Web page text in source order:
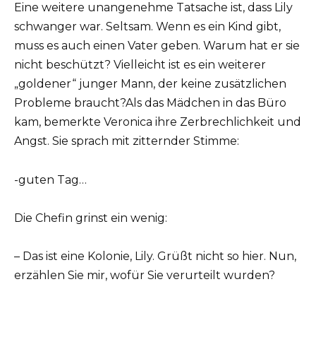
Eine weitere unangenehme Tatsache ist, dass Lily
schwanger war. Seltsam. Wenn es ein Kind gibt,
muss es auch einen Vater geben. Warum hat er sie
nicht beschützt? Vielleicht ist es ein weiterer
„goldener“ junger Mann, der keine zusätzlichen
Probleme braucht?Als das Mädchen in das Büro
kam, bemerkte Veronica ihre Zerbrechlichkeit und
Angst. Sie sprach mit zitternder Stimme:
-guten Tag…
Die Chefin grinst ein wenig:
– Das ist eine Kolonie, Lily. Grüßt nicht so hier. Nun,
erzählen Sie mir, wofür Sie verurteilt wurden?